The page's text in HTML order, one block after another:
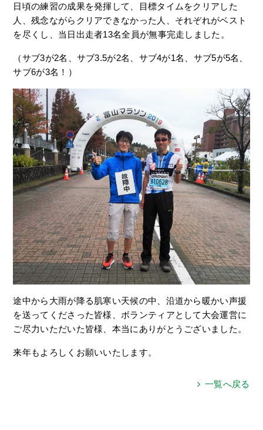
日頃の練習の成果を発揮して、目標タイムをクリアした
人、残念ながらクリアできなかった人、それぞれがベスト
を尽くし、当日出走者13名全員が無事完走しました。
（サブ3が2名、サブ3.5が2名、サブ4が1名、サブ5が5名、
サブ6が3名！）
途中から大雨が降る肌寒い天候の中、沿道から暖かい声援
を送ってくださった皆様、ボランティアとして大会運営に
ご尽力いただいた皆様、本当にありがとうございました。
来年もよろしくお願いいたします。
一覧へ戻る